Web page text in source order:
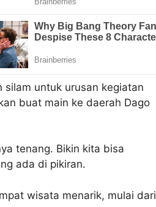
silam untuk urusan kegiatan
buat main ke daerah Dago
tenang. Bikin kita bisa
ada di pikiran.
wisata menarik, mulai dari